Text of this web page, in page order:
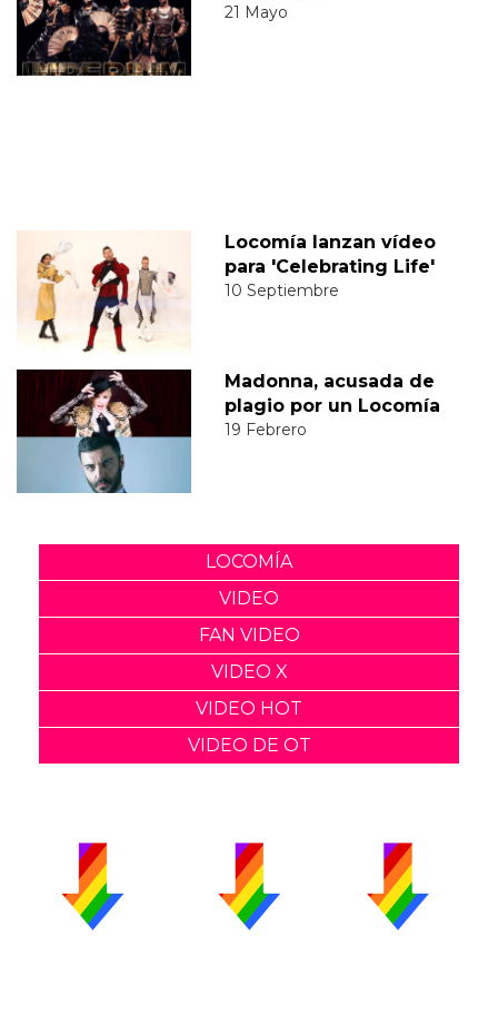
21 Mayo
Locomía lanzan vídeo
para 'Celebrating Life'
10 Septiembre
Madonna, acusada de
plagio por un Locomía
19 Febrero
LOCOMÍA
VIDEO
FAN VIDEO
VIDEO X
VIDEO HOT
VIDEO DE OT